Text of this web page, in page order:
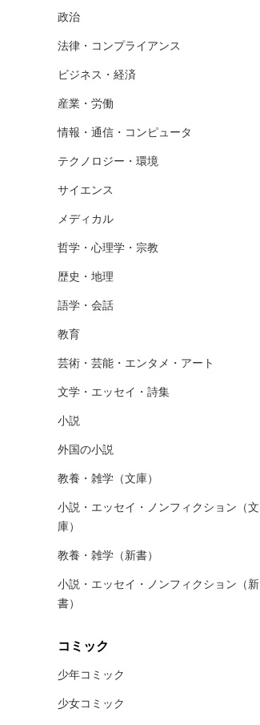
政治
法律・コンプライアンス
ビジネス・経済
産業・労働
情報・通信・コンピュータ
テクノロジー・環境
サイエンス
メディカル
哲学・心理学・宗教
歴史・地理
語学・会話
教育
芸術・芸能・エンタメ・アート
文学・エッセイ・詩集
小説
外国の小説
教養・雑学（文庫）
小説・エッセイ・ノンフィクション（文
庫）
教養・雑学（新書）
小説・エッセイ・ノンフィクション（新
書）
コミック
少年コミック
少女コミック